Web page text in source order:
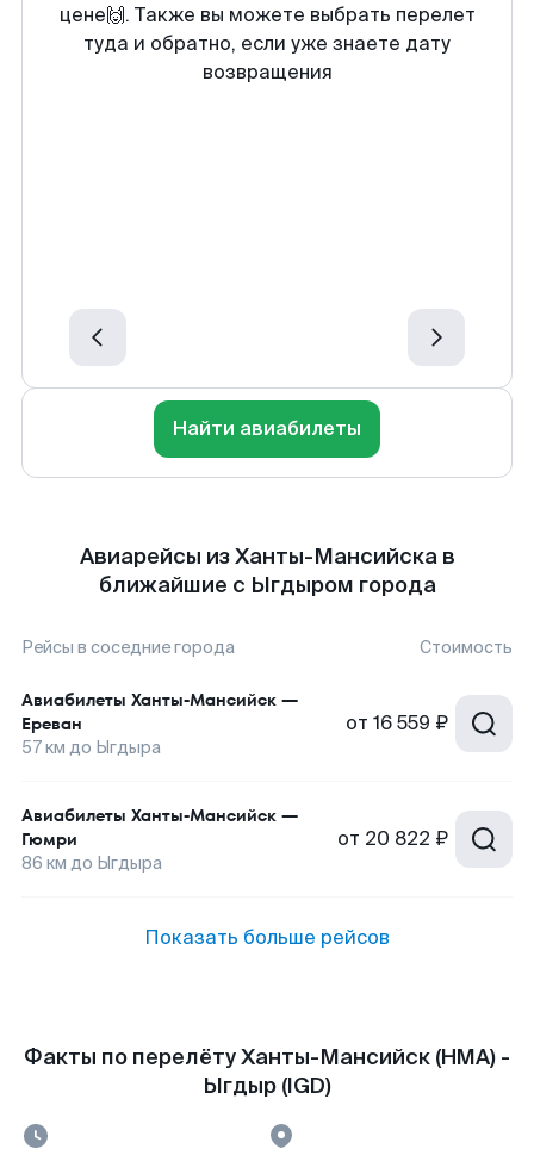
цене🙌. Также вы можете выбрать перелет
туда и обратно, если уже знаете дату
возвращения
Найти авиабилеты
Авиарейсы из Ханты-Мансийска в
ближайшие с Ыгдыром города
Рейсы в соседние города Стоимость
Авиабилеты Ханты-Мансийск —
Ереван
57км до Ыгдыра
от 16 559 ₽
Авиабилеты Ханты-Мансийск —
Гюмри
86 км до Ыгдыра
от 20 822 ₽
Показать больше рейсов
Факты по перелёту Ханты-Мансийск (HMA) -
Ыгдыр (IGD)